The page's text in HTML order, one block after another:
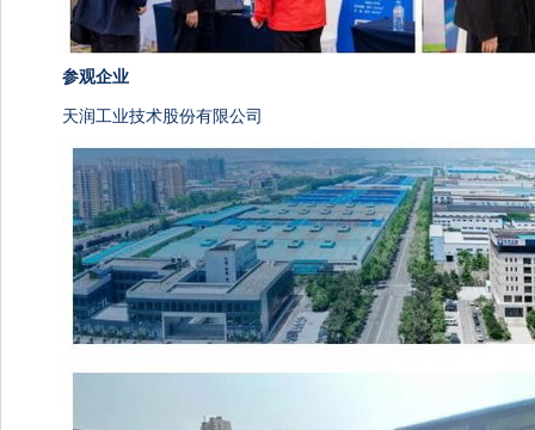
参观企业
天润工业技术股份有限公司